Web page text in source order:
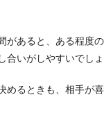
があると、ある程度
合いがしやすいでしょ
めるときも、相手が